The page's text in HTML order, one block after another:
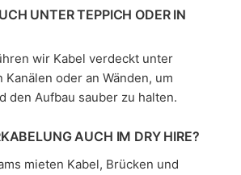
UNTER TEPPICH ODER IN
wir Kabel verdeckt unter
Kanälen oder an Wänden, um
den Aufbau sauber zu halten.
AUCH IM DRY HIRE?
mieten Kabel, Brücken und